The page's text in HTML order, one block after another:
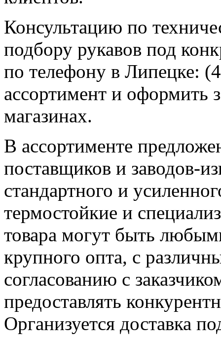
Консультацию по
подбору рукавов под
по телефону в Липецке:
ассортимент и оформить
магазинах.
В ассортименте
поставщиков и заводов-
стандартного и
термостойкие и
товара могут быть
крупного опта, с
согласованию с
предоставлять
Организуется доставка